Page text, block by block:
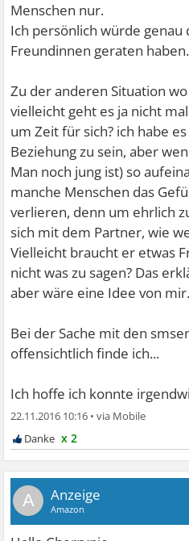
Menschen nur.
Ich persönlich würde genau
Freundinnen geraten haben.
Zu der anderen Situation
vielleicht geht es ja nicht
um Zeit für sich? ich habe
Beziehung zu sein, aber
Man noch jung ist) so
manche Menschen das
verlieren, denn um ehrlich
sich mit dem Partner, wie
Vielleicht braucht er etwas
nicht was zu sagen? Das
aber wäre eine Idee von mir.
Bei der Sache mit den
offensichtlich finde ich...
Ich hoffe ich konnte
22.11.2016 10:16 •
x 2
A